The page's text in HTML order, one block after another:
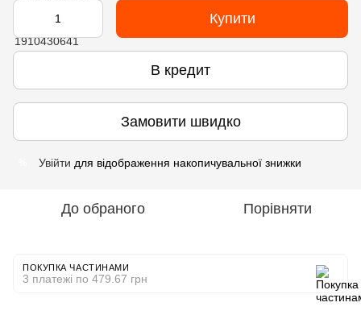
Купити
В кредит
Замовити швидко
Увійти для відображення накопичувальної знижки
До обраного Порівняти
ПОКУПКА ЧАСТИНАМИ
3 платежі по 479.67 грн